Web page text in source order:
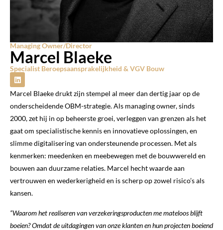
Managing Owner/Director
Marcel Blaeke
Specialist Beroepsaansprakelijkheid & VGV Bouw
Marcel Blaeke drukt zijn stempel al meer dan dertig jaar op de
onderscheidende OBM-strategie. Als managing owner, sinds
2000, zet hij in op beheerste groei, verleggen van grenzen als het
gaat om specialistische kennis en innovatieve oplossingen, en
slimme digitalisering van ondersteunende processen. Met als
kenmerken: meedenken en meebewegen met de bouwwereld en
bouwen aan duurzame relaties. Marcel hecht waarde aan
vertrouwen en wederkerigheid en is scherp op zowel risico’s als
kansen.
“Waarom het realiseren van verzekeringsproducten me mateloos blijft
boeien? Omdat de uitdagingen van onze klanten en hun projecten boeiend